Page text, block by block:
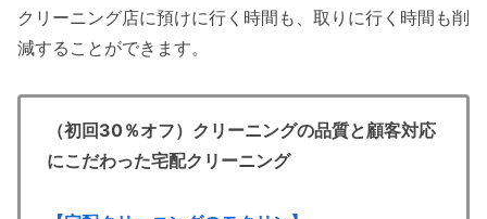
クリーニング店に預けに行く時間も、取りに行く時間も削
減することができます。
（初回30％オフ）クリーニングの品質と顧客対応
にこだわった宅配クリーニング